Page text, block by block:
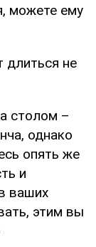
можете ему
длиться не
столом –
однако
опять же
и
ваших
этим вы